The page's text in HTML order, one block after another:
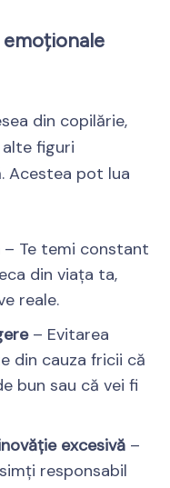
din copilărie,
figuri
Acestea pot lua
– Te temi constant
din viața ta,
reale.
– Evitarea
din cauza fricii că
bun sau că vei fi
excesivă –
responsabil